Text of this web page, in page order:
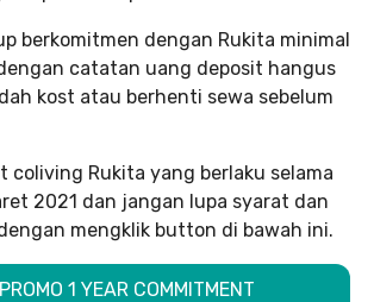
berkomitmen dengan Rukita minimal
catatan uang deposit hangus
kost atau berhenti sewa sebelum
coliving Rukita yang berlaku selama
2021 dan jangan lupa syarat dan
mengklik button di bawah ini.
1 YEAR COMMITMENT